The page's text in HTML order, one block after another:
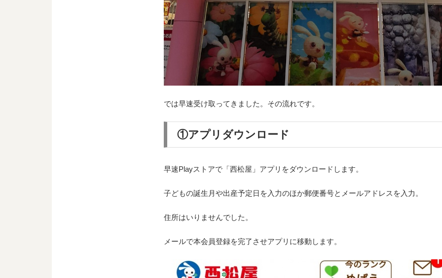
では早速受け取ってきました。その流れです。
①アプリダウンロード
早速Playストアで「西松屋」アプリをダウンロードします。
子どもの誕生月や出産予定日を入力のほか郵便番号とメールアドレスを入力。
住所はいりませんでした。
メールで本会員登録を完了させアプリに移動します。